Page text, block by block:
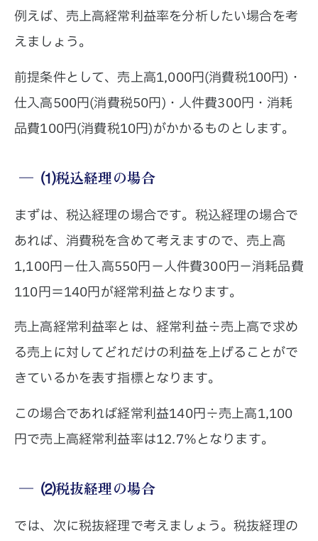
例えば、売上高経常利益率を分析したい場合を考
えましょう。
前提条件として、売上高1,000円(消費税100円)・
仕入高500円(消費税50円)・人件費300円・消耗
品費100円(消費税10円)がかかるものとします。
⑴税込経理の場合
まずは、税込経理の場合です。税込経理の場合で
あれば、消費税を含めて考えますので、売上高
1,100円－仕入高550円－人件費300円－消耗品費
110円＝140円が経常利益となります。
売上高経常利益率とは、経常利益÷売上高で求め
る売上に対してどれだけの利益を上げることがで
きているかを表す指標となります。
この場合であれば経常利益140円÷売上高1,100
円で売上高経常利益率は12.7％となります。
⑵税抜経理の場合
では、次に税抜経理で考えましょう。税抜経理の